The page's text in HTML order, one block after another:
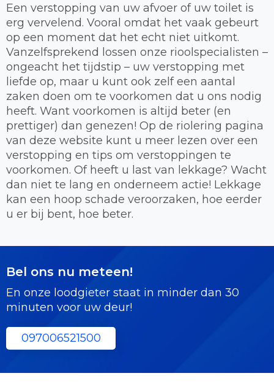
Een verstopping van uw afvoer of uw toilet is
erg vervelend. Vooral omdat het vaak gebeurt
op een moment dat het echt niet uitkomt.
Vanzelfsprekend lossen onze rioolspecialisten –
ongeacht het tijdstip – uw verstopping met
liefde op, maar u kunt ook zelf een aantal
zaken doen om te voorkomen dat u ons nodig
heeft. Want voorkomen is altijd beter (en
prettiger) dan genezen! Op de riolering pagina
van deze website kunt u meer lezen over een
verstopping en tips om verstoppingen te
voorkomen. Of heeft u last van lekkage? Wacht
dan niet te lang en onderneem actie! Lekkage
kan een hoop schade veroorzaken, hoe eerder
u er bij bent, hoe beter.
Bel ons nu meteen!
En onze loodgieter staat in minder dan 30
minuten voor uw deur!
097006521500